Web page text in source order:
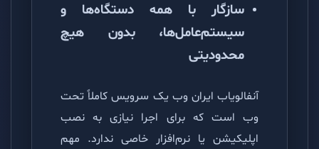
سازگار با همه دستگاه‌ها و
سیستم‌عامل‌ها، بدون هیچ
محدودیتی
آنفالویاب ایران وب یک سرویس کاملاً تحت
وب است که برای اجرا نیازی به نصب
اپلیکیشن یا نرم‌افزار خاصی ندارد. مهم